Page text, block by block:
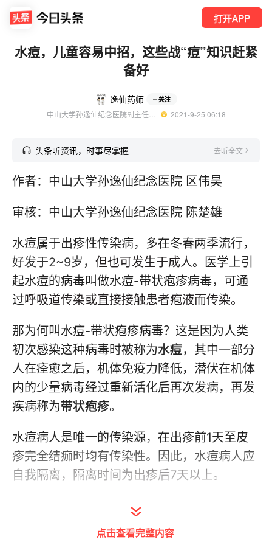
打开APP
水痘，儿童容易中招，这些战“痘”知识赶紧
备好
逸仙药师 关注
中山大学孙逸仙纪念医院副主任药师
  2021-9-25 06:18
头条听资讯，时事尽掌握 去听全文
作者：中山大学孙逸仙纪念医院 区伟昊
审核：中山大学孙逸仙纪念医院 陈楚雄
水痘属于出疹性传染病，多在冬春两季流行，
好发于2~9岁， 但也可发生于成人。医学上引
起水痘的病毒叫做水痘-带状疱疹病毒，可通
过呼吸道传染或直接接触患者疱液而传染。
那为何叫水痘-带状疱疹病毒？这是因为人类
初次感染这种病毒时被称为水痘，其中一部分
人在痊愈之后，机体免疫力降低，潜伏在机体
内的少量病毒经过重新活化后再次发病，再发
疾病称为带状疱疹。
水痘病人是唯一的传染源，在出疹前1天至皮
疹完全结痂时均有传染性。因此，水痘病人应
自我隔离，隔离时间为出疹后7天以上。
1、潜伏期：一般约12~21天，平均14天。
点击查看完整内容